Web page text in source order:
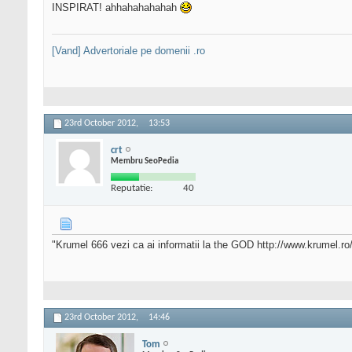
INSPIRAT! ahhahahahahah
[Vand] Advertoriale pe domenii .ro
23rd October 2012, 13:53
crt
Membru SeoPedia
Reputatie: 40
"Krumel 666 vezi ca ai informatii la the GOD http://
23rd October 2012, 14:46
Tom